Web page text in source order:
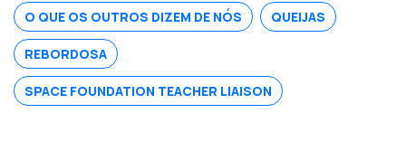
O QUE OS OUTROS DIZEM DE NÓS QUEIJAS
REBORDOSA
SPACE FOUNDATION TEACHER LIAISON